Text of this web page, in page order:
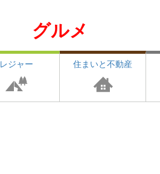
グルメ
レジャー 住まいと不動産